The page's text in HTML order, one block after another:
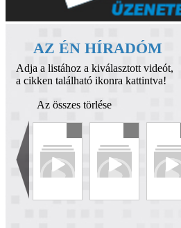
AZ ÉN HÍRADÓM
Adja a listához a kiválasztott videót,
a cikken található ikonra kattintva!
Az összes törlése